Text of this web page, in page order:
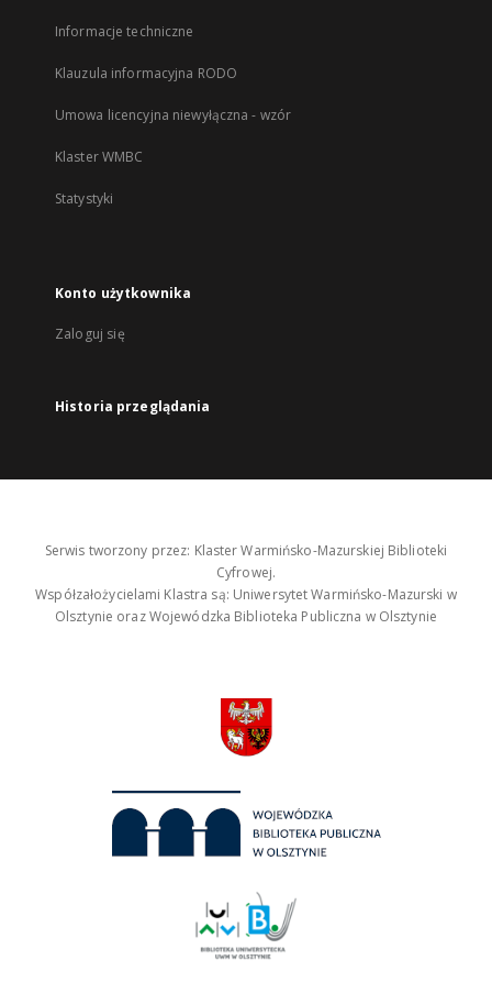
Informacje techniczne
Klauzula informacyjna RODO
Umowa licencyjna niewyłączna - wzór
Klaster WMBC
Statystyki
Konto użytkownika
Zaloguj się
Historia przeglądania
Serwis tworzony przez: Klaster Warmińsko-Mazurskiej Biblioteki
Cyfrowej.
Współzałożycielami Klastra są: Uniwersytet Warmińsko-Mazurski w
Olsztynie oraz Wojewódzka Biblioteka Publiczna w Olsztynie